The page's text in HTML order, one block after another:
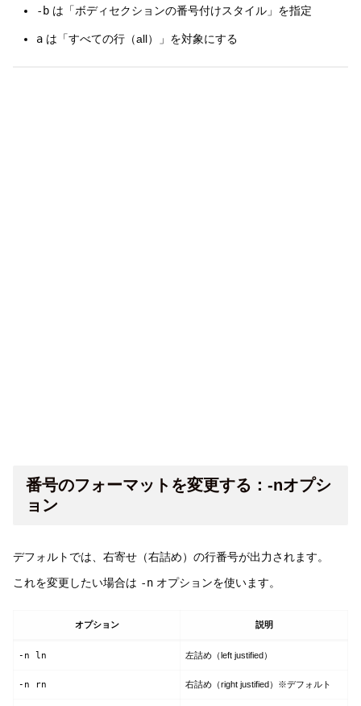
-bは「ボディセクションの番号付けスタイル」を指定
aは「すべての行（all）」を対象にする
番号のフォーマットを変更する：-nオプシ
ョン
デフォルトでは、右寄せ（右詰め）の行番号が出力されます。
これを変更したい場合は -n オプションを使います。
オプション 説明
-n ln 左詰め（left justified）
-n rn 右詰め（right justified）※デフォルト